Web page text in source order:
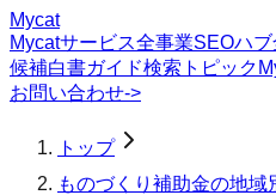
Mycat
Mycatサービス全事業SEOハブ
候補白書ガイド検索トピック
お問い合わせ->
トップ
ものづくり補助金の地域